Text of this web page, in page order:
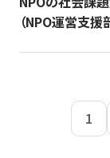
（NPO運営支援
1